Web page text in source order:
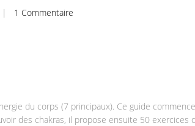
| 1 Commentaire
du corps (7 principaux). Ce guide
des chakras, il propose ensuite 50 exercices